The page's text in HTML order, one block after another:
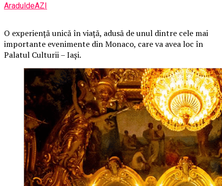
AraduldeAZI
O experiență unică în viață, adusă de unul dintre cele mai
importante evenimente din Monaco, care va avea loc în
Palatul Culturii – Iași.